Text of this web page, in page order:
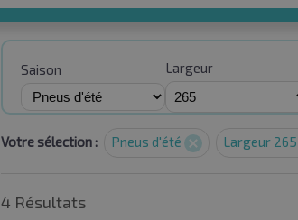
Saison Largeur
Votre sélection : Pneus d'été Largeur
4 Résultats